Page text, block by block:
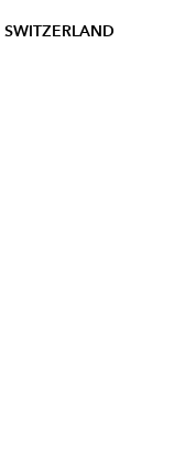
SWITZERLAND